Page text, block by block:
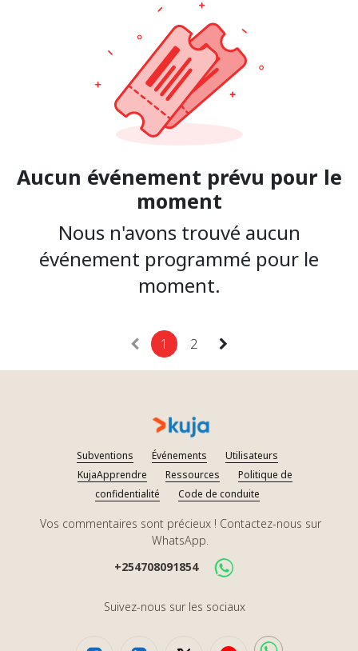
Aucun événement prévu pour le
moment
Nous n'avons trouvé aucun
événement programmé pour le
moment.
1 2
Subventions Événements
Utilisateurs
KujaApprendre
Ressources
Politique de
confidentialité
Code de conduite
Vos commentaires sont précieux ! Contactez-nous sur
WhatsApp.
+254708091854
Suivez-nous sur les sociaux